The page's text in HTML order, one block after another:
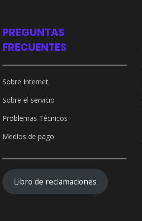
PREGUNTAS
FRECUENTES
Sobre Internet
Sobre el servicio
Problemas Técnicos
Medios de pago
Libro de reclamaciones